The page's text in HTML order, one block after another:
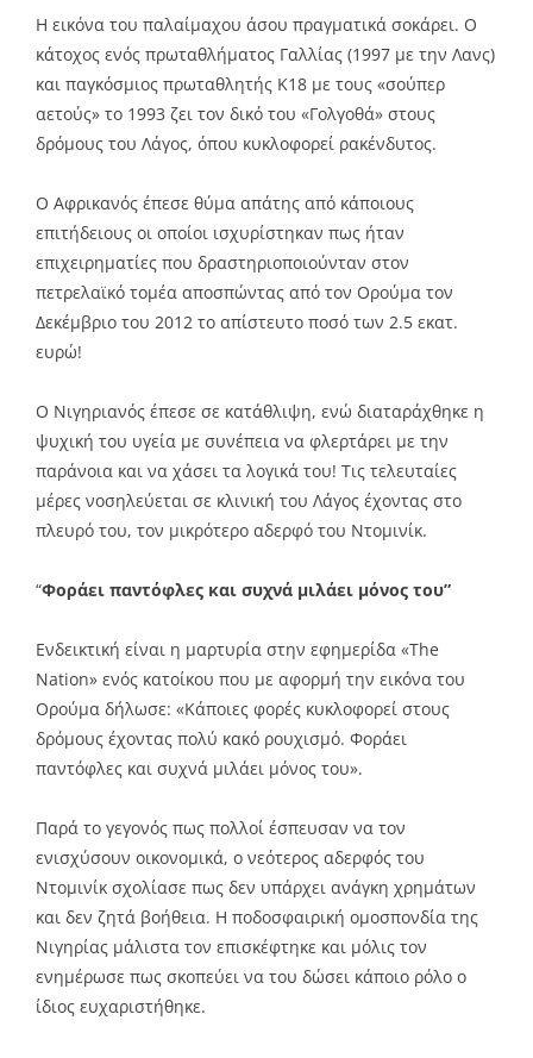
Η εικόνα του παλαίμαχου άσου πραγματικά σοκάρει. Ο
κάτοχος ενός πρωταθλήματος Γαλλίας (1997 με την Λανς)
και παγκόσμιος πρωταθλητής Κ18 με τους «σούπερ
αετούς» το 1993 ζει τον δικό του «Γολγοθά» στους
δρόμους του Λάγος, όπου κυκλοφορεί ρακένδυτος.
Ο Αφρικανός έπεσε θύμα απάτης από κάποιους
επιτήδειους οι οποίοι ισχυρίστηκαν πως ήταν
επιχειρηματίες που δραστηριοποιούνταν στον
πετρελαϊκό τομέα αποσπώντας από τον Ορούμα τον
Δεκέμβριο του 2012 το απίστευτο ποσό των 2.5 εκατ.
ευρώ!
Ο Νιγηριανός έπεσε σε κατάθλιψη, ενώ διαταράχθηκε η
ψυχική του υγεία με συνέπεια να φλερτάρει με την
παράνοια και να χάσει τα λογικά του! Τις τελευταίες
μέρες νοσηλεύεται σε κλινική του Λάγος έχοντας στο
πλευρό του, τον μικρότερο αδερφό του Ντομινίκ.
“Φοράει παντόφλες και συχνά μιλάει μόνος του”
Ενδεικτική είναι η μαρτυρία στην εφημερίδα «The
Nation» ενός κατοίκου που με αφορμή την εικόνα του
Ορούμα δήλωσε: «Κάποιες φορές κυκλοφορεί στους
δρόμους έχοντας πολύ κακό ρουχισμό. Φοράει
παντόφλες και συχνά μιλάει μόνος του».
Παρά το γεγονός πως πολλοί έσπευσαν να τον
ενισχύσουν οικονομικά, ο νεότερος αδερφός του
Ντομινίκ σχολίασε πως δεν υπάρχει ανάγκη χρημάτων
και δεν ζητά βοήθεια. Η ποδοσφαιρική ομοσπονδία της
Νιγηρίας μάλιστα τον επισκέφτηκε και μόλις τον
ενημέρωσε πως σκοπεύει να του δώσει κάποιο ρόλο ο
ίδιος ευχαριστήθηκε.